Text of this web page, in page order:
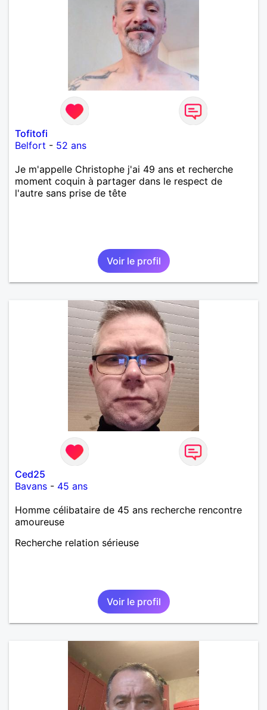
Tofitofi
Belfort - 52 ans
Je m'appelle Christophe j'ai 49 ans et recherche
moment coquin à partager dans le respect de
l'autre sans prise de tête
Voir le profil
Ced25
Bavans - 45 ans
Homme célibataire de 45 ans recherche rencontre
amoureuse
Recherche relation sérieuse
Voir le profil